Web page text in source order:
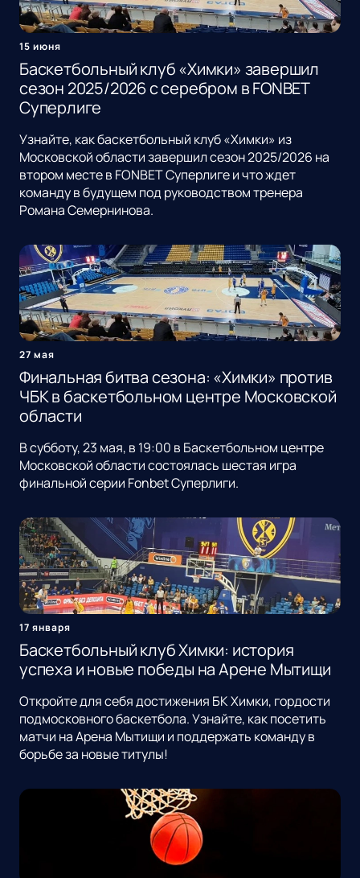
15 июня
Баскетбольный клуб «Химки» завершил
сезон 2025/2026 с серебром в FONBET
Суперлиге
Узнайте, как баскетбольный клуб «Химки» из
Московской области завершил сезон 2025/2026 на
втором месте в FONBET Суперлиге и что ждет
команду в будущем под руководством тренера
Романа Семернинова.
27 мая
Финальная битва сезона: «Химки» против
ЧБК в баскетбольном центре Московской
области
В субботу, 23 мая, в 19:00 в Баскетбольном центре
Московской области состоялась шестая игра
финальной серии Fonbet Суперлиги.
17 января
Баскетбольный клуб Химки: история
успеха и новые победы на Арене Мытищи
Откройте для себя достижения БК Химки, гордости
подмосковного баскетбола. Узнайте, как посетить
матчи на Арена Мытищи и поддержать команду в
борьбе за новые титулы!